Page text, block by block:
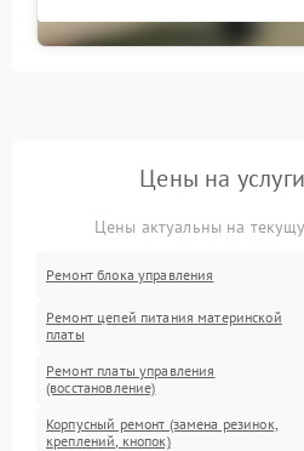
Цены на
Цены актуальны на
Ремонт блока управления
Ремонт цепей питания материнской
платы
Ремонт платы управления
(восстановление)
Корпусный ремонт (замена резинок,
креплений, кнопок)